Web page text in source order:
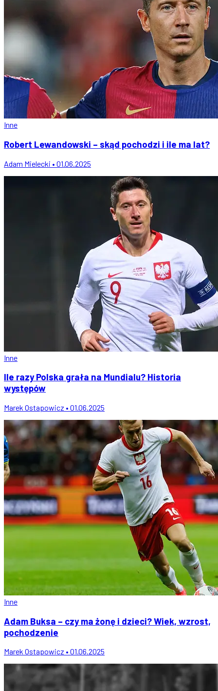
Inne
Robert Lewandowski – skąd pochodzi i ile ma lat?
Adam Mielecki • 01.06.2025
Inne
Ile razy Polska grała na Mundialu? Historia
występów
Marek Ostapowicz • 01.06.2025
Inne
Adam Buksa – czy ma żonę i dzieci? Wiek, wzrost,
pochodzenie
Marek Ostapowicz • 01.06.2025